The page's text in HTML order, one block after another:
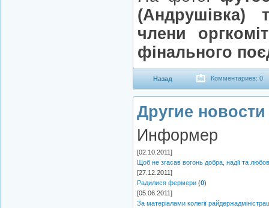
(Андрушівка)
члени
фінального
Назад Комментариев: 0
Другие
Информер
[02.10.2011]
Щоб не згасав вогонь добра, надії та
[27.12.2011]
Радилися фермери (0)
[05.06.2011]
За матеріалами колегії